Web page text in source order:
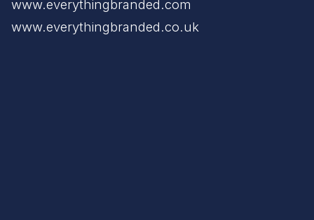
www.everythingbranded.com
www.everythingbranded.co.uk